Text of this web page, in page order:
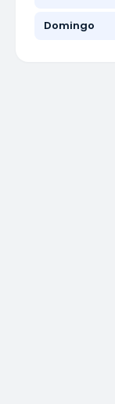
Domingo